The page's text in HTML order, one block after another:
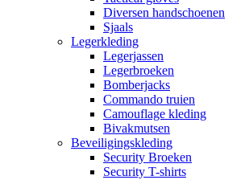
Diversen handschoenen
Sjaals
Legerkleding
Legerjassen
Legerbroeken
Bomberjacks
Commando truien
Camouflage kleding
Bivakmutsen
Beveiligingskleding
Security Broeken
Security T-shirts